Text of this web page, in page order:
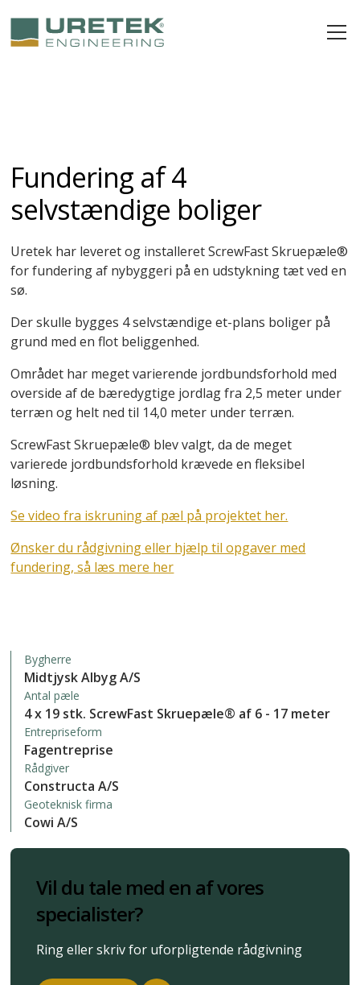
Fundering af 4
selvstændige boliger
Uretek har leveret og installeret ScrewFast Skruepæle®
for fundering af nybyggeri på en udstykning tæt ved en
sø.
Der skulle bygges 4 selvstændige et-plans boliger på
grund med en flot beliggenhed.
Området har meget varierende jordbundsforhold med
overside af de bæredygtige jordlag fra 2,5 meter under
terræn og helt ned til 14,0 meter under terræn.
ScrewFast Skruepæle® blev valgt, da de meget
varierede jordbundsforhold krævede en fleksibel
løsning.
Se video fra iskruning af pæl på projektet her.
Ønsker du rådgivning eller hjælp til opgaver med
fundering, så læs mere her
Bygherre
Midtjysk Albyg A/S
Antal pæle
4 x 19 stk. ScrewFast Skruepæle® af 6 - 17 meter
Entrepriseform
Fagentreprise
Rådgiver
Constructa A/S
Geoteknisk firma
Cowi A/S
Vil du tale med en af vores
specialister?
Ring eller skriv for uforpligtende rådgivning